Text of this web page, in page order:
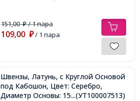
151,00₽/ 1 пара
109,00 ₽/ 1 пара
Швензы, Латунь, c Круглой Основой
под Кабошон, Цвет: Серебро,
Диаметр Основы: 15мм,...(УТ100007513)